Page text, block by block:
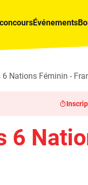
Événements
6 Nations Féminin -
6